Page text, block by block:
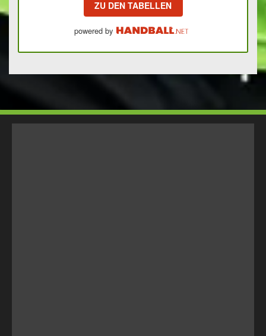
ZU DEN TABELLEN
powered by